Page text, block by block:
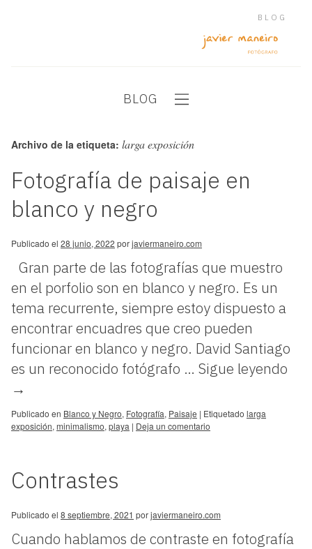
BLOG
BLOG
Archivo de la etiqueta: larga exposición
Fotografía de paisaje en
blanco y negro
Publicado el 28 junio, 2022 porjaviermaneiro.com
Gran parte de las fotografías que muestro
en el porfolio son en blanco y negro. Es un
tema recurrente, siempre estoy dispuesto a
encontrar encuadres que creo pueden
funcionar en blanco y negro. David Santiago
es un reconocido fotógrafo … Sigue leyendo
→
Publicado en Blanco y Negro, Fotografía, Paisaje | Etiquetado larga
exposición, minimalismo, playa | Deja un comentario
Contrastes
Publicado el 8 septiembre, 2021 porjaviermaneiro.com
Cuando hablamos de contraste en fotografía